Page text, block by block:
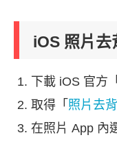
iOS 照片去
下載 iOS 官方「
取得「 照片去背
在照片 App 內